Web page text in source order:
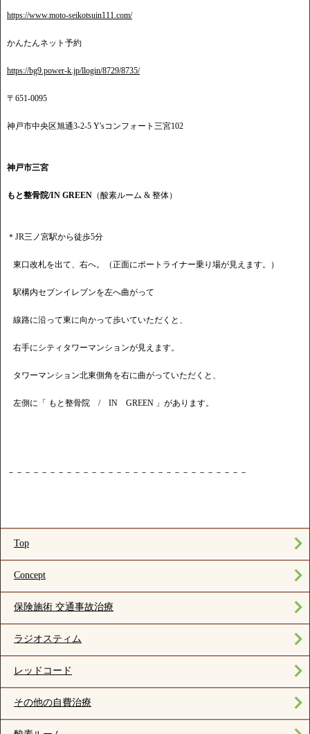
https://www.moto-seikotsuin111.com/
かんたんネット予約
https://bg9.power-k.jp/llogin/8729/8735/
〒651-0095
神戸市中央区旭通3-2-5 Y'sコンフォート三宮102
神戸市三宮
もと整骨院/IN GREEN （酸素ルーム & 整体）
＊JR三ノ宮駅から徒歩5分
東口改札を出て、右へ。（正面にポートライナー乗り場が見えます。）
駅構内セブンイレブンを左へ曲がって
線路に沿って東に向かって歩いていただくと、
右手にシティタワーマンションが見えます。
タワーマンション北東側角を右に曲がっていただくと、
左側に「 もと整骨院 / IN GREEN 」があります。
－－－－－－－－－－－－－－－－－－－－－－－－－－－－－
Top
Concept
保険施術 交通事故治療
ラジオスティム
レッドコード
その他の自費治療